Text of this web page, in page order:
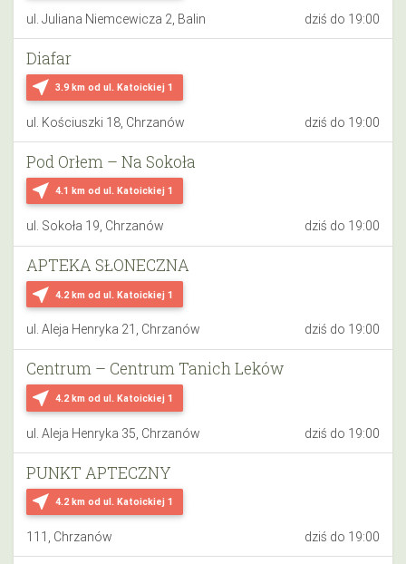
ul. Juliana Niemcewicza 2, Balin dziś do 19:00
near_me 3.9 km od ul. Katoickiej 1
Diafar
ul. Kościuszki 18, Chrzanów dziś do 19:00
near_me 4.1 km od ul. Katoickiej 1
Pod Orłem – Na Sokoła
ul. Sokoła 19, Chrzanów dziś do 19:00
near_me 4.2 km od ul. Katoickiej 1
APTEKA SŁONECZNA
ul. Aleja Henryka 21, Chrzanów dziś do 19:00
near_me 4.2 km od ul. Katoickiej 1
Centrum – Centrum Tanich Leków
ul. Aleja Henryka 35, Chrzanów dziś do 19:00
near_me 4.2 km od ul. Katoickiej 1
PUNKT APTECZNY
111, Chrzanów dziś do 19:00